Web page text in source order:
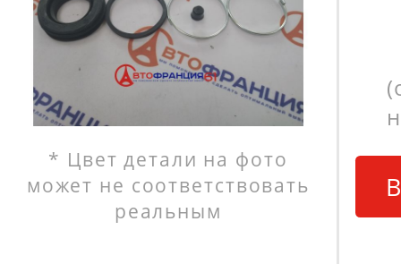
* Цвет детали на фото
может не соответствовать
реальным